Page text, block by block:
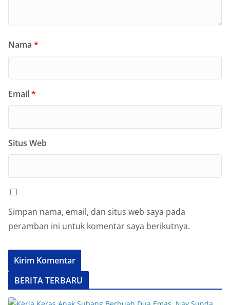
Nama *
Email*
Situs Web
Simpan nama, email, dan situs web saya pada
peramban ini untuk komentar saya berikutnya.
BERITA TERBARU